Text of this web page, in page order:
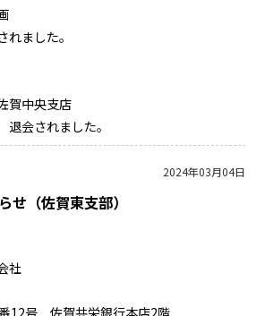
ました。
賀中央支店
されました。
2024年03月04日
せ（佐賀東支部）
社